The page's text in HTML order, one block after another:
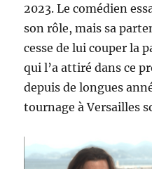
2023. Le comédien
son rôle, mais sa
cesse de lui couper la
qui l’a attiré dans ce
depuis de longues
tournage à Versailles